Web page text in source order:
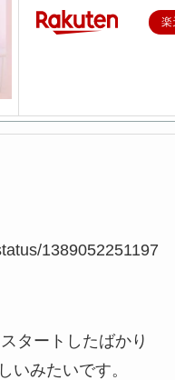
楽
1389052251197
タートしたばかり
いみたいです。